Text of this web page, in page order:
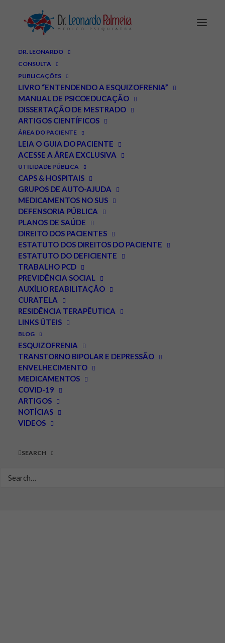
DR. LEONARDO
CONSULTA
PUBLICAÇÕES
LIVRO “ENTENDENDO A ESQUIZOFRENIA”
MANUAL DE PSICOEDUCAÇÃO
DISSERTAÇÃO DE MESTRADO
ARTIGOS CIENTÍFICOS
ÁREA DO PACIENTE
LEIA O GUIA DO PACIENTE
ACESSE A ÁREA EXCLUSIVA
UTILIDADE PÚBLICA
CAPS & HOSPITAIS
GRUPOS DE AUTO-AJUDA
MEDICAMENTOS NO SUS
DEFENSORIA PÚBLICA
PLANOS DE SAÚDE
DIREITO DOS PACIENTES
ESTATUTO DOS DIREITOS DO PACIENTE
ESTATUTO DO DEFICIENTE
TRABALHO PCD
PREVIDÊNCIA SOCIAL
AUXÍLIO REABILITAÇÃO
CURATELA
RESIDÊNCIA TERAPÊUTICA
LINKS ÚTEIS
BLOG
ESQUIZOFRENIA
TRANSTORNO BIPOLAR E DEPRESSÃO
ENVELHECIMENTO
MEDICAMENTOS
COVID-19
ARTIGOS
NOTÍCIAS
VIDEOS
SEARCH